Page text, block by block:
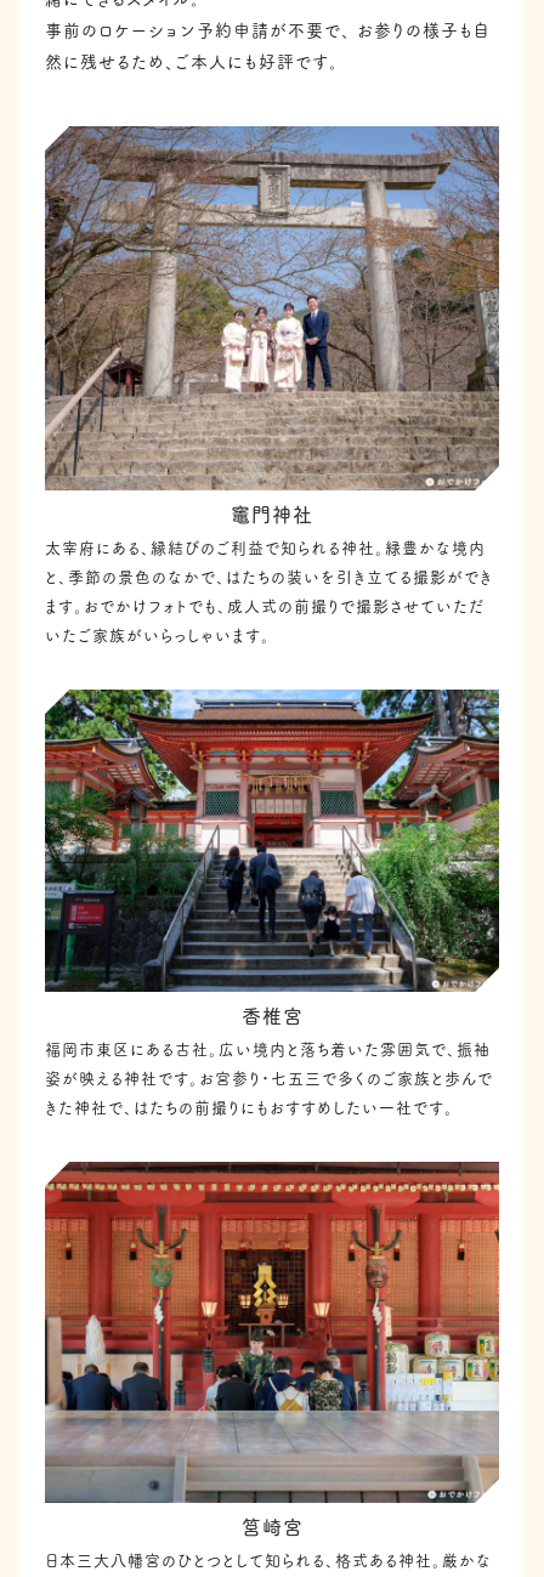
事前のロケーション予約申請が不要で、
お参りの様子も自
然に残せるため、ご本人にも好評です。
竈門神社
太宰府にある、縁結びのご利益で知られる神社。緑豊かな境内
と、季節の景色のなかで、はたちの装いを引き立てる撮影ができ
ます。おでかけフォトでも、成人式の前撮りで撮影させていただ
いたご家族がいらっしゃいます。
香椎宮
福岡市東区にある古社。広い境内と落ち着いた雰囲気で、振袖
姿が映える神社です。お宮参り・七五三で多くのご家族と歩んで
きた神社で、はたちの前撮りにもおすすめしたい一社です。
筥崎宮
日本三大八幡宮のひとつとして知られる、格式ある神社。厳かな